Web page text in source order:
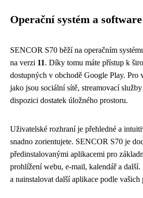
Operační systém a software
SENCOR S70 běží na operačním
na verzi 11. Díky tomu máte přístup k
dostupných v obchodě Google Play. Pro
jako jsou sociální sítě, streamovací
dispozici dostatek úložného prostoru.
Uživatelské rozhraní je přehledné a
snadno zorientujete. SENCOR S70 je
předinstalovanými aplikacemi pro
prohlížení webu, e-mail, kalendář a další.
a nainstalovat další aplikace podle vašich